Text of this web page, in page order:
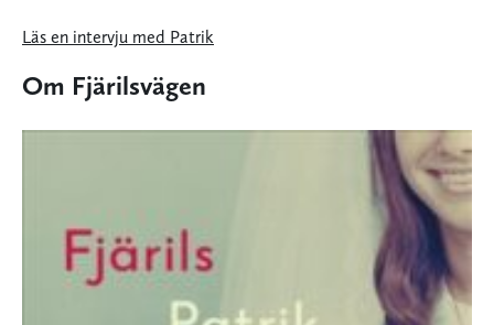
Läs en intervju med Patrik
Om Fjärilsvägen